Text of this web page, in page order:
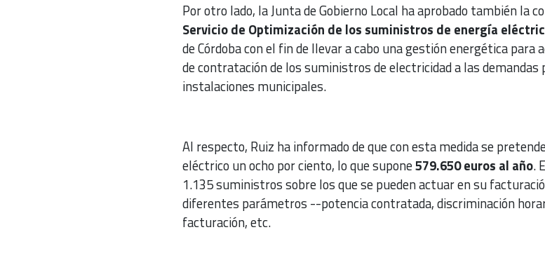
Por otro lado, la Junta de Gobierno Local ha aprobado también la
Servicio de Optimización de los suministros de energía
de Córdoba con el fin de llevar a cabo una gestión energética para
de contratación de los suministros de electricidad a las demandas
instalaciones municipales.
Al respecto, Ruiz ha informado de que con esta medida se
eléctrico un ocho por ciento, lo que supone579.650 euros al año.
1.135 suministros sobre los que se pueden actuar en su
diferentes parámetros --potencia contratada, discriminación
facturación, etc.